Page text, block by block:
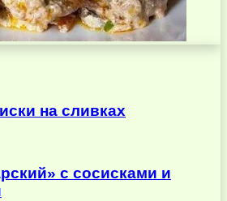
на сливках
с сосисками и